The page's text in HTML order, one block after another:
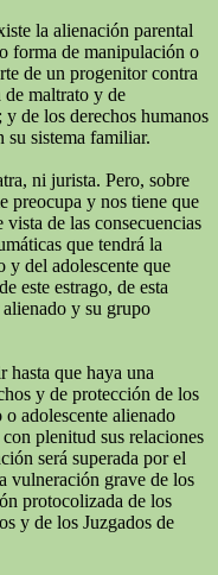
la alienación parental
forma de manipulación o
de un progenitor contra
maltrato y de
de los derechos humanos
su sistema familiar.
ni jurista. Pero, sobre
preocupa y nos tiene que
de las consecuencias
que tendrá la
y del adolescente que
este estrago, de esta
y su grupo
hasta que haya una
y de protección de los
adolescente alienado
plenitud sus relaciones
será superada por el
vulneración grave de los
protocolizada de los
y de los Juzgados de